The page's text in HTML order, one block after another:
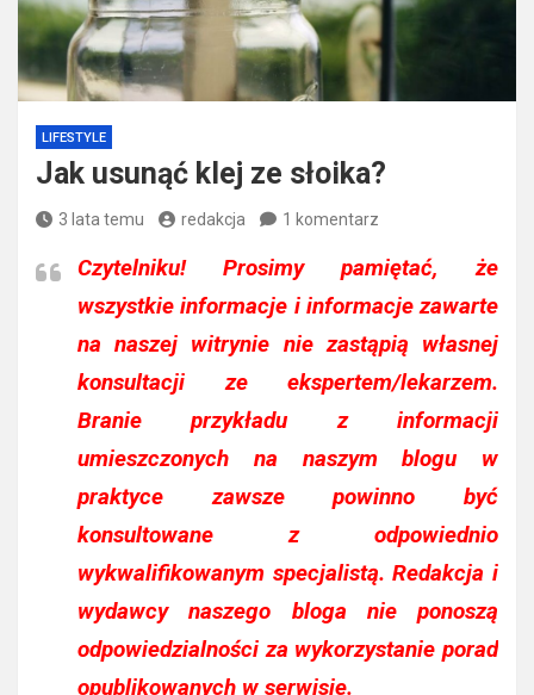
LIFESTYLE
Jak usunąć klej ze słoika?
3 lata temu redakcja 1 komentarz
Czytelniku!Prosimy pamiętać, że
wszystkie informacje i informacje zawarte
na naszej witrynie nie zastąpią własnej
konsultacji ze ekspertem/lekarzem.
Branie przykładu z informacji
umieszczonych na naszym blogu w
praktyce zawsze powinno być
konsultowane z odpowiednio
wykwalifikowanym specjalistą. Redakcja i
wydawcy naszego bloga nie ponoszą
odpowiedzialności za wykorzystanie porad
opublikowanych w serwisie.